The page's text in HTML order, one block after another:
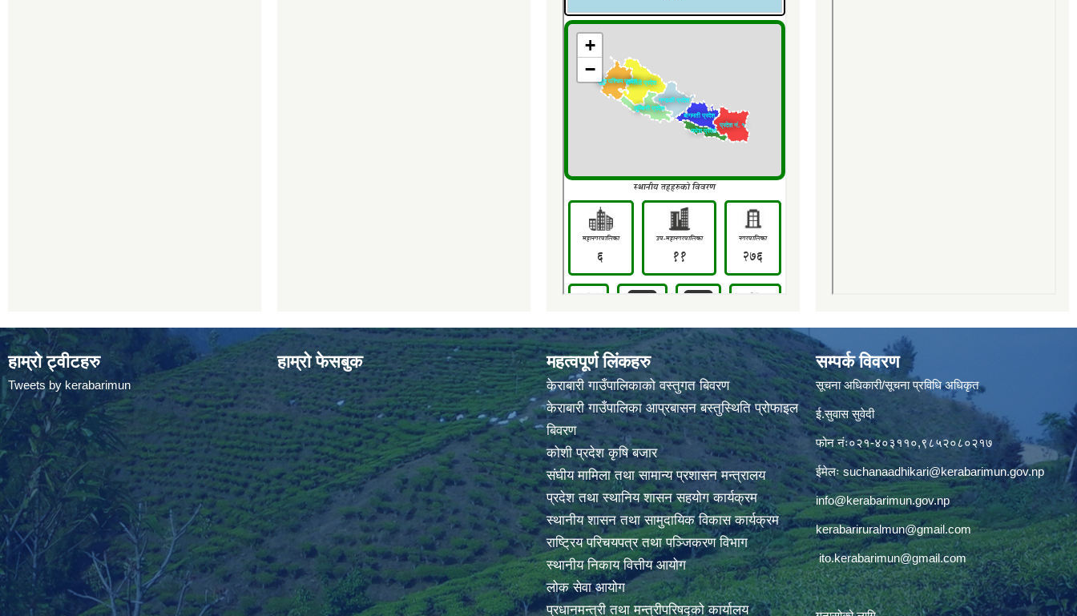
हाम्रो ट्वीटहरु
Tweets by kerabarimun
हाम्रो फेसबुक महत्वपूर्ण लिंकहरु
केराबारी गाउँपालिकाको वस्तुगत बिवरण
केराबारी गाउँपालिका आप्रबासन बस्तुस्थिति प्रोफाइल
बिवरण
कोशी प्रदेश कृषि बजार
संघीय मामिला तथा सामान्य प्रशासन मन्त्रालय
प्रदेश तथा स्थानिय शासन सहयोग कार्यक्रम
स्थानीय शासन तथा सामुदायिक विकास कार्यक्रम
राष्ट्रिय परिचयपत्र तथा पञ्जिकरण विभाग
स्थानीय निकाय वित्तीय आयोग
लोक सेवा आयोग
प्रधानमन्त्री तथा मन्त्रीपरिषद्को कार्यालय
सम्पर्क विवरण
सूचना अधिकारी/सूचना प्रविधि अधिकृत
ई.सुवास सुवेदी
फोन नंः०२१-४०३११०,९८५२०८०२१७
ईमेलःsuchanaadhikari@kerabarimun.gov.np
info@kerabarimun.gov.np
kerabariruralmun@gmail.com
ito.kerabarimun@gmail.com